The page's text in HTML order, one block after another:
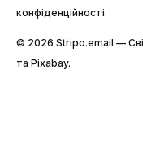
конфіденційності
© 2026 Stripо.email —
та Pixabay.